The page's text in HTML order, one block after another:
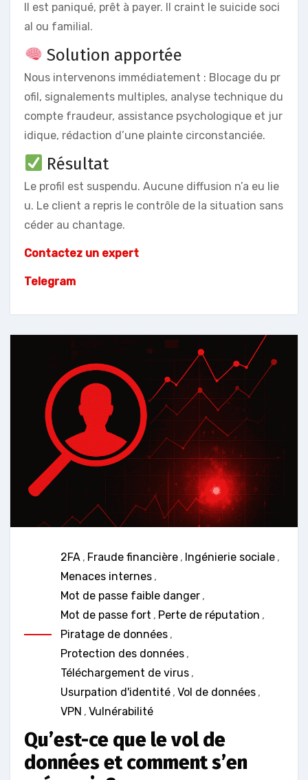
Il est paniqué, prêt à payer. Il craint le suicide soci
al ou familial.
Solution apportée
Nous intervenons immédiatement : Blocage du pr
ofil, signalements multiples, analyse technique du
compte fraudeur, assistance psychologique et jur
idique, rédaction d’une plainte circonstanciée.
Résultat
Le profil est suspendu. Aucune diffusion n’a eu lie
u. Le client a repris le contrôle de la situation sans
céder au chantage.
Contactez un expert
Telegram
2FA , Fraude financière , Ingénierie sociale ,
Menaces internes ,
Mot de passe faible danger ,
Mot de passe fort , Perte de réputation ,
Piratage de données ,
Protection des données ,
Téléchargement de virus ,
Usurpation d'identité , Vol de données ,
VPN , Vulnérabilité
Qu’est-ce que le vol de
données et comment s’en